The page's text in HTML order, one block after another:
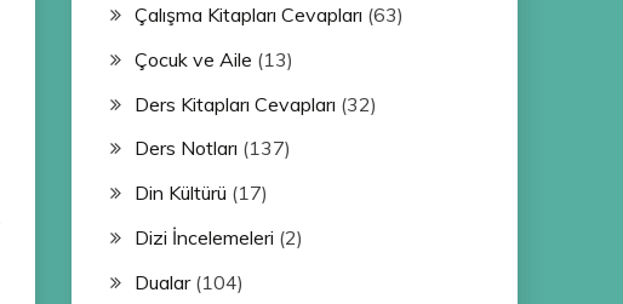
Çalışma Kitapları Cevapları (63)
Çocuk ve Aile (13)
Ders Kitapları Cevapları (32)
Ders Notları (137)
Din Kültürü (17)
Dizi İncelemeleri (2)
Dualar(104)